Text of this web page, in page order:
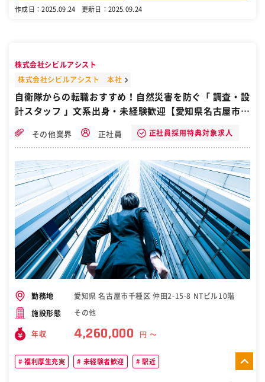
仕事は、 建設前や後の現場に電気を通すこと。 ビルや商業施設などの
「仮設電気工事」をお任せします。 【具体的には…】 ＊仮設配電盤の
設置 ＊ケーブルの接続・管理 ＊現場ごとのニーズに合わせた設置対応
場が中心。 1日あたりの現場数は１～2件、多くても3件と無理のない
スケジュール調整を行っています。
バー -・-・-・-・-・-・-・-・-・・-・-・ 元々現場職だった、Aさん。
ってんだ！」 と大きな声で怒るような人はいません。 ＜職種＞ 職人/
現場作業員 配電工事設置/保守 その他電気/通信インフラ専門職 ［自
衛隊・転職・求人］
作成日：2025.09.24 更新日：2025.09.24
株式会社シビルアシスト
株式会社シビルアシスト 本社
自衛隊からの転職おすすめ！自然災害を防ぐ「 調査・設
計スタッフ 」文系出身・未経験歓迎【愛知県名古屋市・
その他業界 正社員 正社員採用特典対象求人
勤務地 愛知県 名古屋市千種区 仲田2-15-8 NTビル10階
施設形態 その他
年収 4,260,000 円 〜
福利厚生充実 未経験者歓迎 駅近